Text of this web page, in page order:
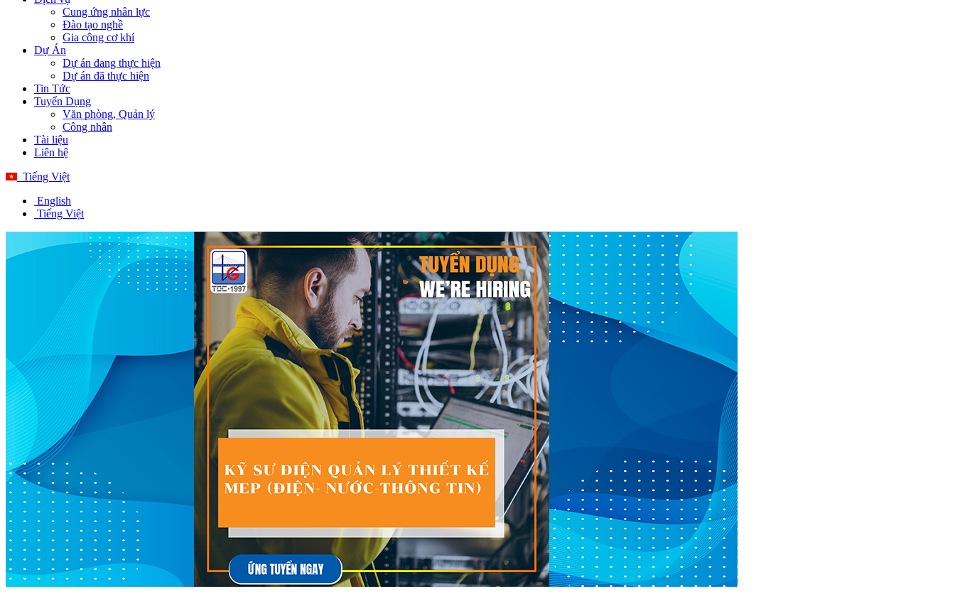
Cung ứng nhân lực
Đào tạo nghề
Gia công cơ khí
Dự Án
Dự án đang thực hiện
Dự án đã thực hiện
Tin Tức
Tuyển Dụng
Văn phòng, Quản lý
Công nhân
Tài liệu
Liên hệ
Tiếng Việt
English
Tiếng Việt